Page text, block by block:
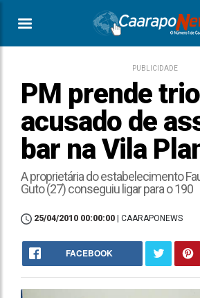
PUBLICIDADE
PM prende trio
acusado de
bar na Vila
A proprietária do estabelecimento
Guto (27) conseguiu ligar para o 190
25/04/2010 00:00:00 | CAARAPONEWS
FACEBOOK